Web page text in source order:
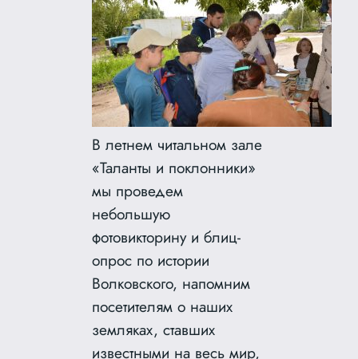
В летнем читальном зале
«Таланты и поклонники»
мы проведем
небольшую
фотовикторину и блиц-
опрос по истории
Волковского, напомним
посетителям о наших
земляках, ставших
известными на весь мир,